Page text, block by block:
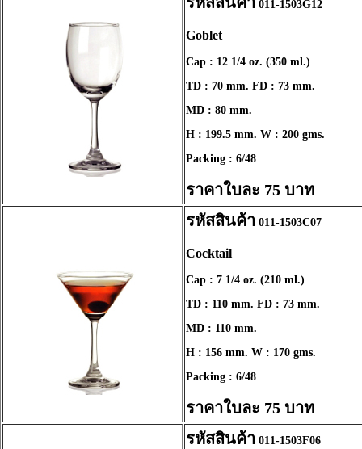
011-1503G12
Goblet
Cap : 12 1/4 oz. (350 ml.)
TD : 70 mm. FD : 73 mm.
MD : 80 mm.
H : 199.5 mm. W : 200 gms.
Packing : 6/48
ราคาใบละ 75 บาท
รหัสสินค้า 011-1503C07
Cocktail
Cap : 7 1/4 oz. (210 ml.)
TD : 110 mm. FD : 73 mm.
MD : 110 mm.
H : 156 mm. W : 170 gms.
Packing : 6/48
ราคาใบละ 75 บาท
รหัสสินค้า 011-1503F06